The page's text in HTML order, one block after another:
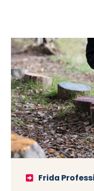
Frida